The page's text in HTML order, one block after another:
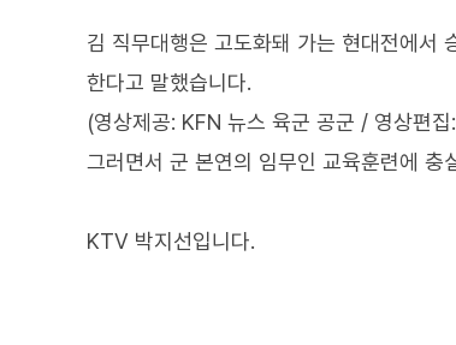
김 직무대행은 고도화돼 가는 현대전에서
한다고 말했습니다.
(영상제공: KFN 뉴스 육군 공군 / 영상편집
그러면서 군 본연의 임무인 교육훈련에 충
KTV 박지선입니다.